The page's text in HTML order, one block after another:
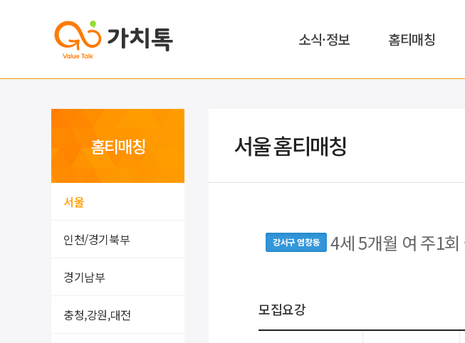
소식·정보 홈티매칭
홈티매칭
서울
인천/경기북부
경기남부
충청,강원,대전
서울 홈티매칭
강서구 염창동 4세 5개월 여 주1
모집요강